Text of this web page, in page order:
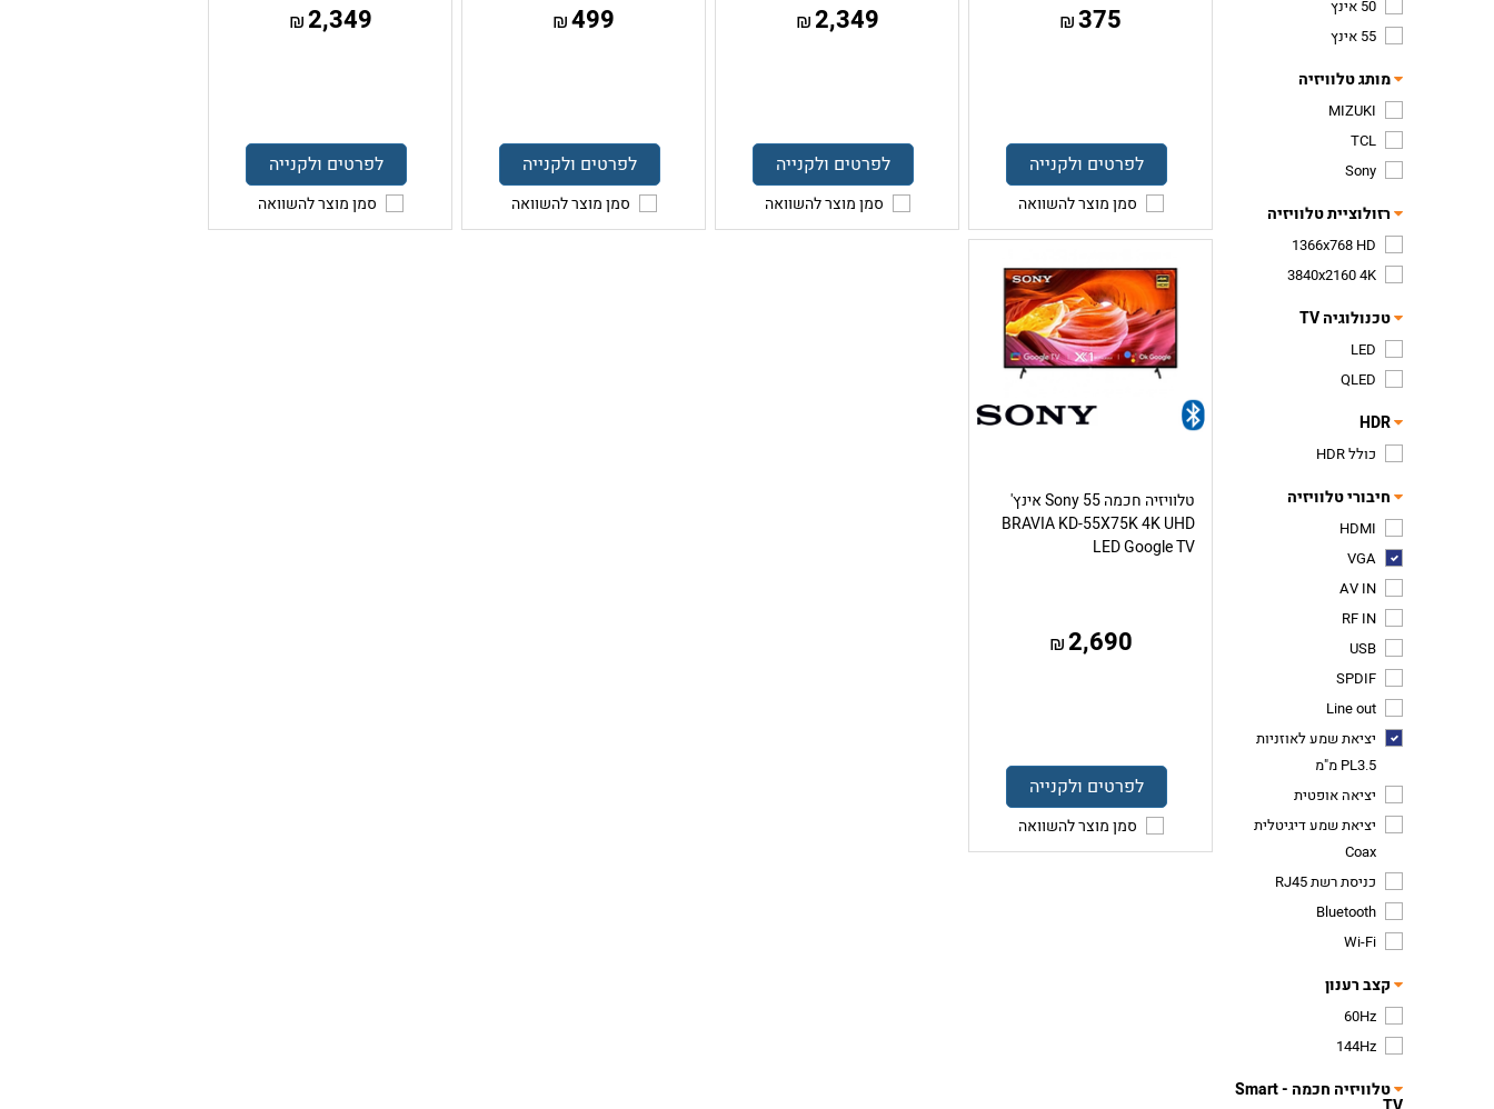
50 אינץ
55 אינץ
מותג טלוויזיה
MIZUKI
TCL
Sony
רזולוציית טלוויזיה
1366x768 HD
3840x2160 4K
טכנולוגיה TV
LED
QLED
HDR
כולל HDR
חיבורי טלוויזיה
HDMI
VGA
AV IN
RF IN
USB
SPDIF
Line out
יציאת שמע לאוזניות
PL3.5 מ"מ
יציאה אופטית
יציאת שמע דיגיטלית
Coax
כניסת רשת RJ45
Bluetooth
Wi-Fi
קצב רענון
60Hz
144Hz
טלוויזיה חכמה - Smart
375
₪
לפרטים ולקנייה
סמן מוצר להשוואה
2,349
₪
לפרטים ולקנייה
סמן מוצר להשוואה
499
₪
לפרטים ולקנייה
סמן מוצר להשוואה
2,349
₪
לפרטים ולקנייה
סמן מוצר להשוואה
טלוויזיה חכמה Sony 55 אינץ'
BRAVIA KD-55X75K 4K UHD
LED Google TV
2,690
₪
לפרטים ולקנייה
סמן מוצר להשוואה